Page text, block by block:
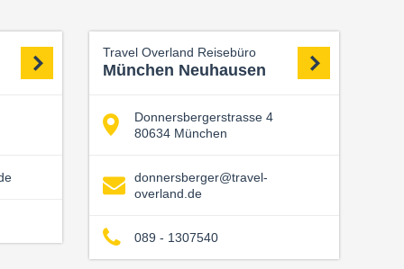
Travel Overland Reisebüro
München Neuhausen
Donnersbergerstrasse 4
80634 München
donnersberger@travel-
overland.de
089 - 1307540